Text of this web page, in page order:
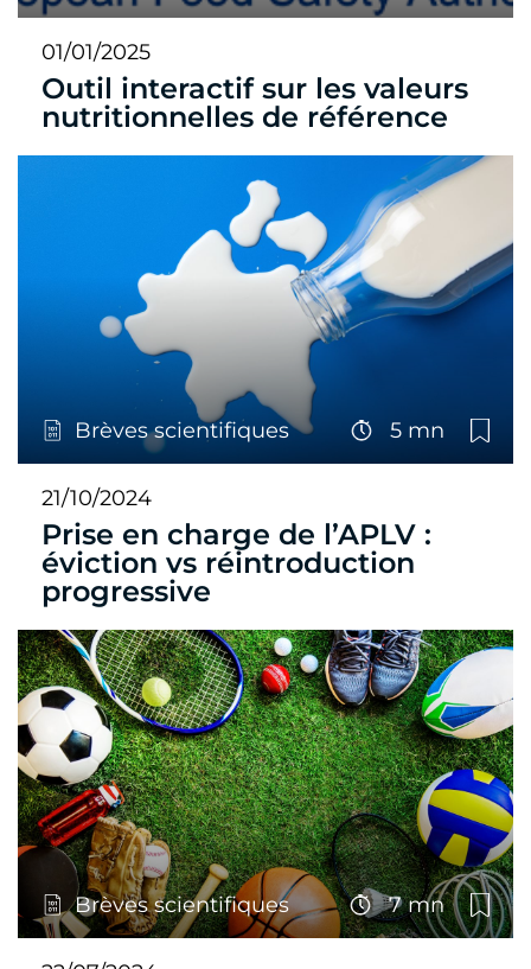
01/01/2025
Outil interactif sur les valeurs
nutritionnelles de référence
Brèves scientifiques 5 mn
21/10/2024
Prise en charge de l’APLV :
éviction vs réintroduction
progressive
Brèves scientifiques 7 mn